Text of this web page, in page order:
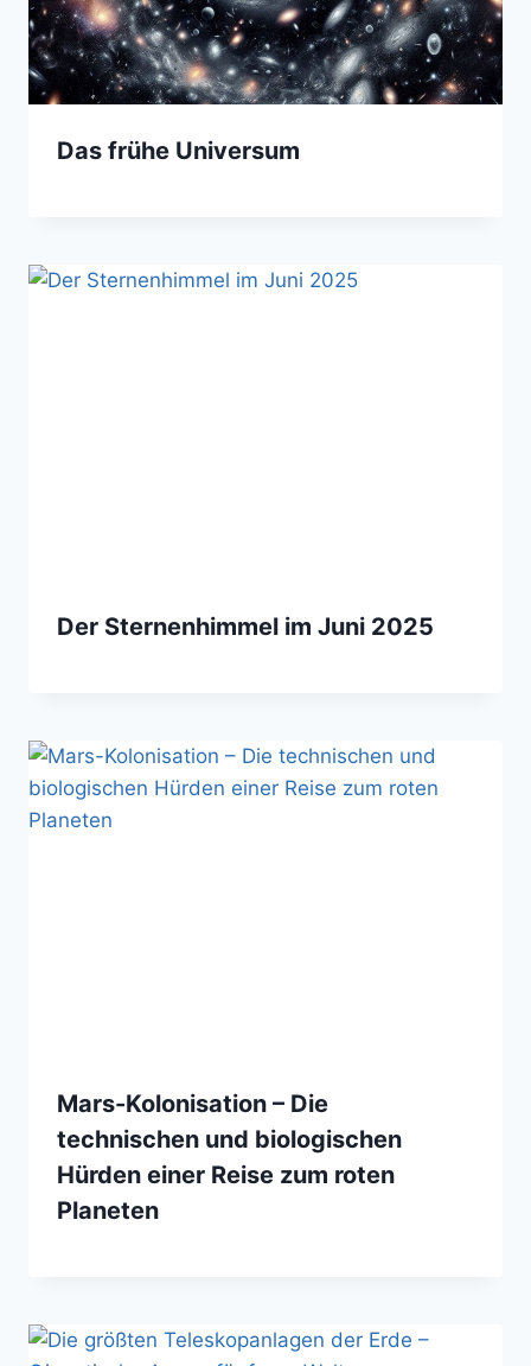
Das frühe Universum
Der Sternenhimmel im Juni 2025
Mars-Kolonisation – Die
technischen und biologischen
Hürden einer Reise zum roten
Planeten